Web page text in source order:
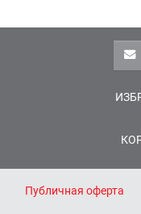
Публичная оферта